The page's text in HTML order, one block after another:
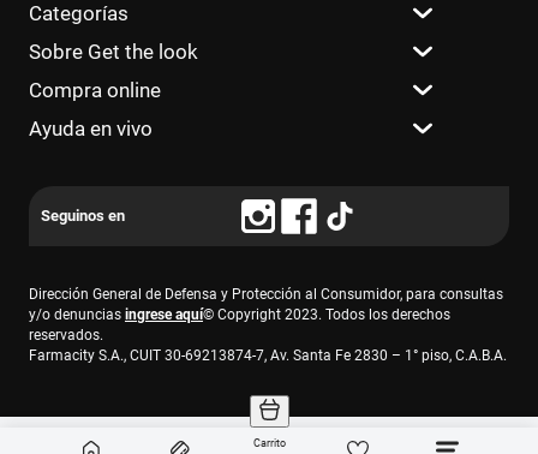
Carrito
Categorías
Sobre Get the look
Compra online
Ayuda en vivo
Dirección General de Defensa y Protección al Consumidor, para consultas
y/o denuncias ingrese aquí© Copyright 2023. Todos los derechos
reservados.
Farmacity S.A., CUIT 30-69213874-7, Av. Santa Fe 2830 – 1° piso, C.A.B.A.